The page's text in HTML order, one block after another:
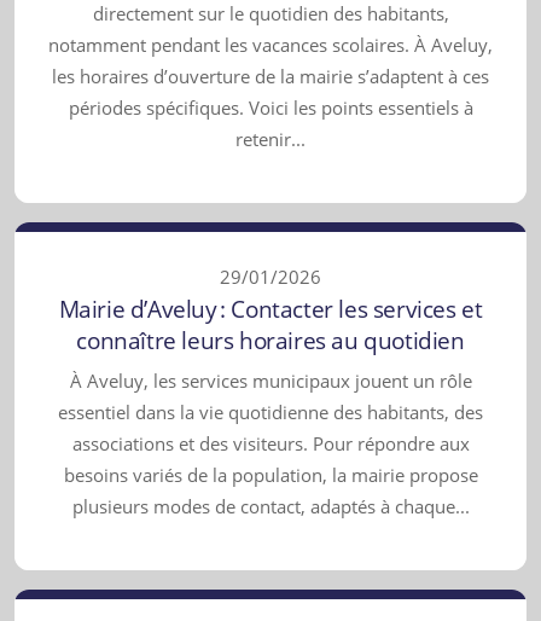
directement sur le quotidien des habitants,
notamment pendant les vacances scolaires. À Aveluy,
les horaires d’ouverture de la mairie s’adaptent à ces
périodes spécifiques. Voici les points essentiels à
retenir...
29/01/2026
Mairie d’Aveluy : Contacter les services et
connaître leurs horaires au quotidien
À Aveluy, les services municipaux jouent un rôle
essentiel dans la vie quotidienne des habitants, des
associations et des visiteurs. Pour répondre aux
besoins variés de la population, la mairie propose
plusieurs modes de contact, adaptés à chaque...